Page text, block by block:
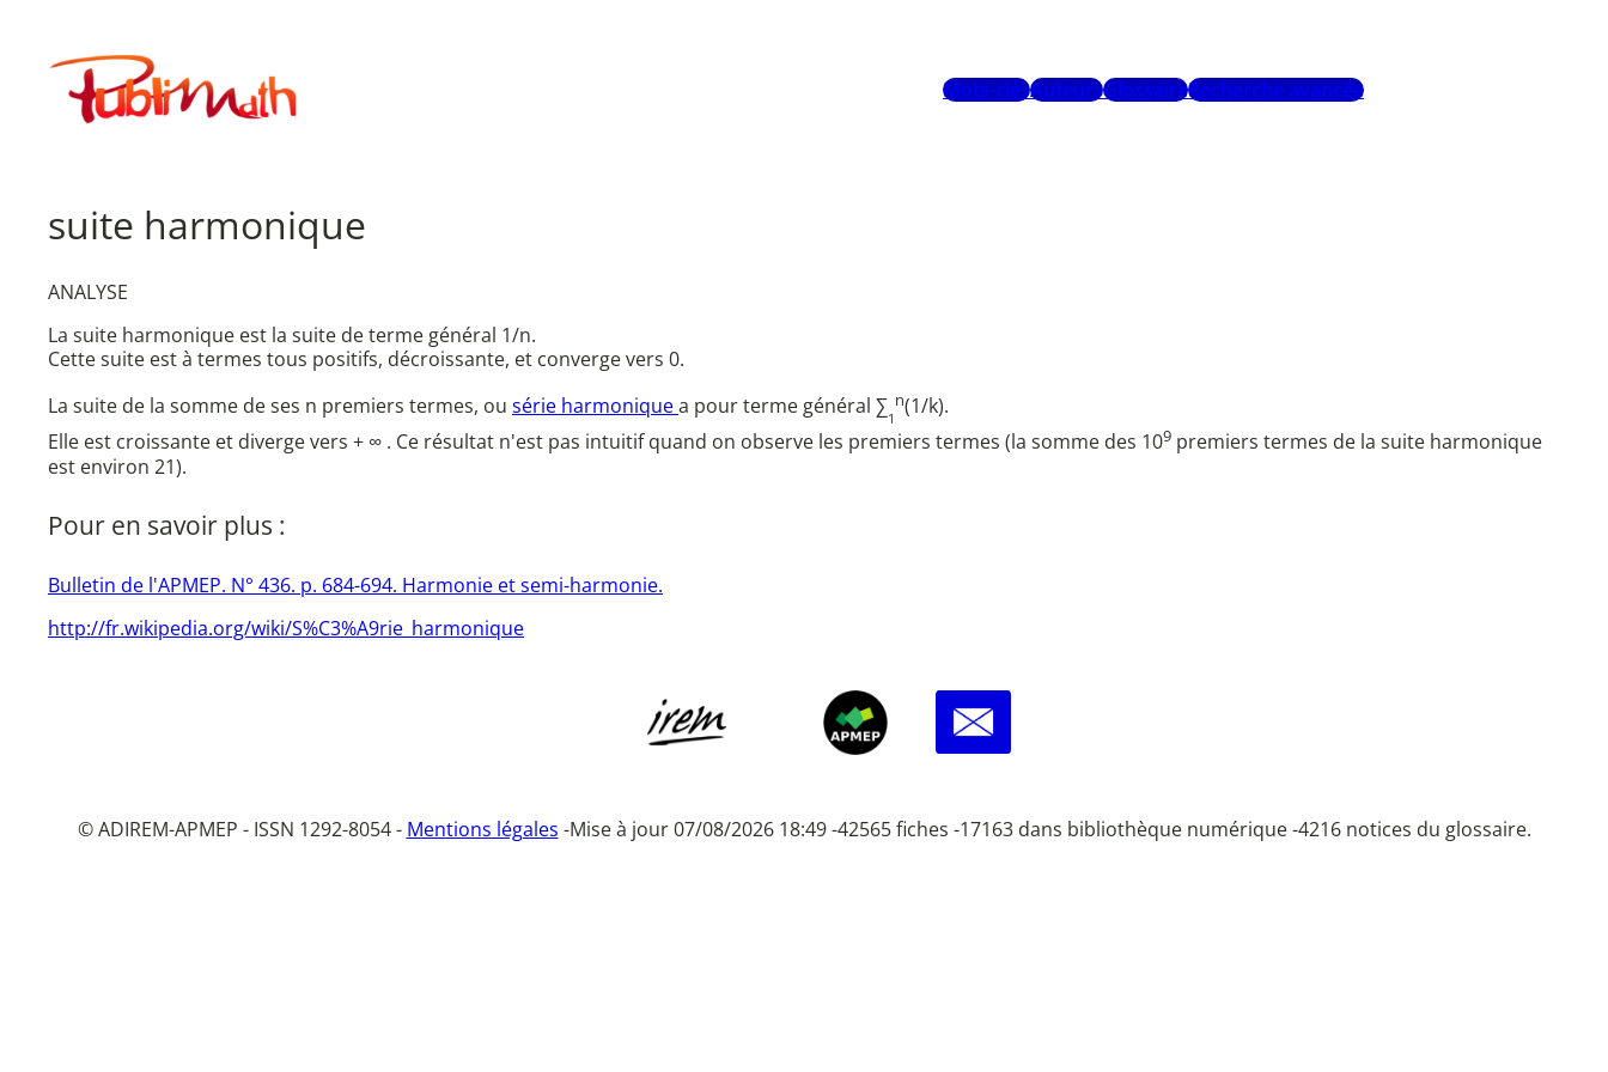
contenuPublimath
Mots-clésAuteursGlossaireRecherche avancée
suite harmonique
ANALYSE
La suite harmonique est la suite de terme général 1/n.
Cette suite est à termes tous positifs, décroissante, et converge vers 0.
La suite de la somme de ses n premiers termes, ou série harmoniquea pour terme général ∑1
n(1/k).
Elle est croissante et diverge vers + ∞ . Ce résultat n'est pas intuitif quand on observe les premiers termes (la somme des 109 premiers termes de la suite harmonique
est environ 21).
Pour en savoir plus :
Bulletin de l'APMEP. N° 436. p. 684-694. Harmonie et semi-harmonie.
http://fr.wikipedia.org/wiki/S%C3%A9rie_harmonique
© ADIREM-APMEP - ISSN 1292-8054 - Mentions légales -Mise à jour 07/08/2026 18:49 -42565 fiches -17163 dans bibliothèque numérique -4216 notices du glossaire.